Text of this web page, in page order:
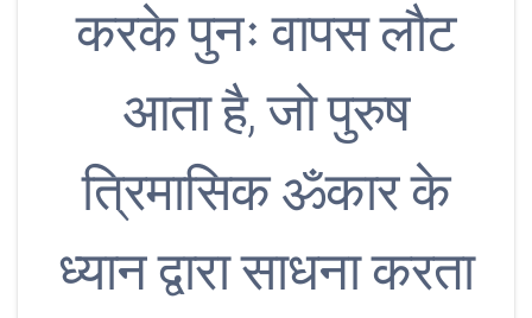
करके पुनः वापस लौट
आता है, जो पुरुष
त्रिमासिक ॐकार के
ध्यान द्वारा साधना करता